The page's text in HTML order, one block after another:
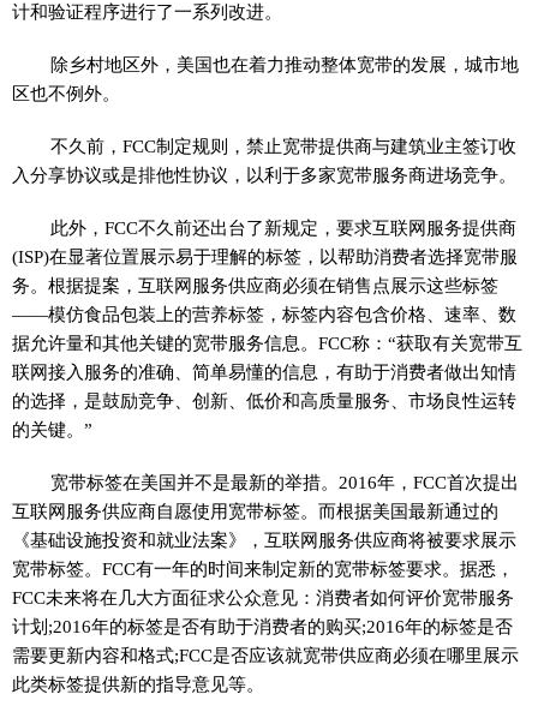
计和验证程序进行了一系列改进。
除乡村地区外，美国也在着力推动整体宽带的发展，城市地
区也不例外。
不久前，FCC制定规则，禁止宽带提供商与建筑业主签订收
入分享协议或是排他性协议，以利于多家宽带服务商进场竞争。
此外，FCC不久前还出台了新规定，要求互联网服务提供商
(ISP)在显著位置展示易于理解的标签，以帮助消费者选择宽带服
务。根据提案，互联网服务供应商必须在销售点展示这些标签
——模仿食品包装上的营养标签，标签内容包含价格、速率、数
据允许量和其他关键的宽带服务信息。FCC称：“获取有关宽带互
联网接入服务的准确、简单易懂的信息，有助于消费者做出知情
的选择，是鼓励竞争、创新、低价和高质量服务、市场良性运转
的关键。”
宽带标签在美国并不是最新的举措。2016年，FCC首次提出
互联网服务供应商自愿使用宽带标签。而根据美国最新通过的
《基础设施投资和就业法案》，互联网服务供应商将被要求展示
宽带标签。FCC有一年的时间来制定新的宽带标签要求。据悉，
FCC未来将在几大方面征求公众意见：消费者如何评价宽带服务
计划;2016年的标签是否有助于消费者的购买;2016年的标签是否
需要更新内容和格式;FCC是否应该就宽带供应商必须在哪里展示
此类标签提供新的指导意见等。